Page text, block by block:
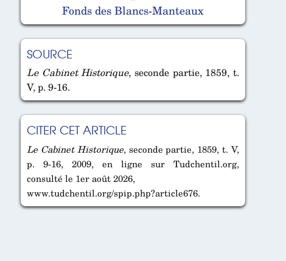
Fonds des Blancs-Manteaux
SOURCE
Le Cabinet Historique, seconde partie, 1859, t.
V, p. 9-16.
CITER CET ARTICLE
Le Cabinet Historique, seconde partie, 1859, t. V,
p. 9-16, 2009, en ligne sur Tudchentil.org,
consulté le 1er août 2026,
www.tudchentil.org/spip.php?article676.